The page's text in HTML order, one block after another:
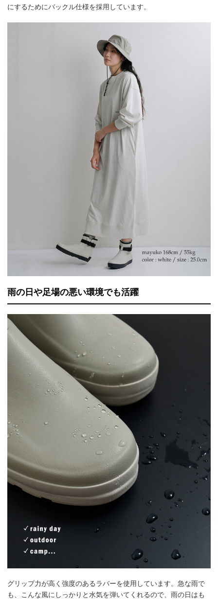
にするためにバックル仕様を採用しています。
雨の日や足場の悪い環境でも活躍
グリップ力が高く強度のあるラバーを使用しています。急な雨で
も、こんな風にしっかりと水気を弾いてくれるので、雨の日はも